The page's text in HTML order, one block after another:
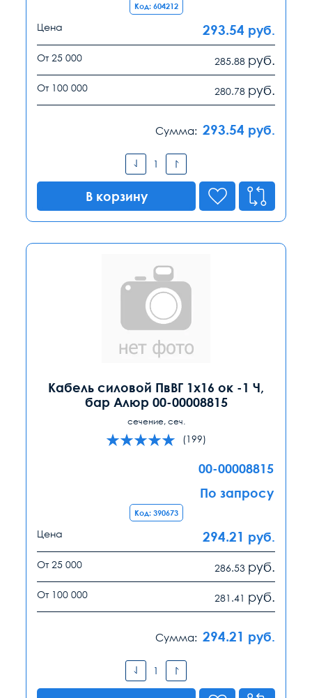
Код: 604212
Цена 293.54 руб.
От 25 000 285.88 руб.
От 100 000 280.78 руб.
Сумма: 293.54 руб.
В корзину
Кабель силовой ПвВГ 1х16 ок -1 Ч,
бар Алюр 00-00008815
сечение, сеч.
(199)
00-00008815
По запросу
Код: 390673
Цена 294.21 руб.
От 25 000 286.53 руб.
От 100 000 281.41 руб.
Сумма: 294.21 руб.